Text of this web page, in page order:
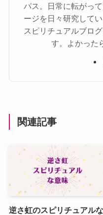
パス。日常に転がっ
ージを日々研究して
スピリチュアルブロ
す。よかった
関連記事
逆さ虹のスピリチュアルな